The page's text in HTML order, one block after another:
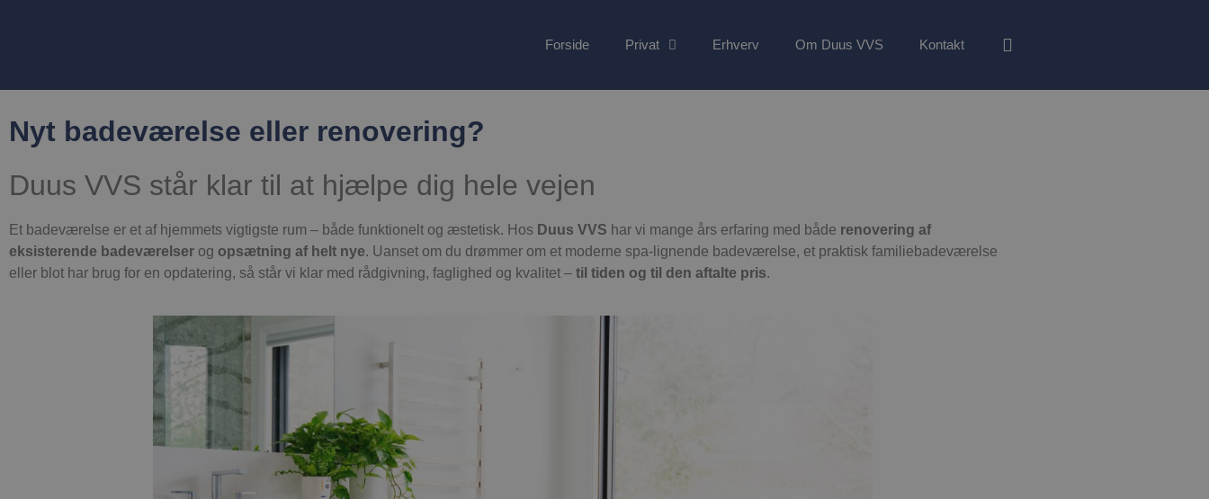
Forside Privat Erhverv Om Duus VVS Kontakt
Nyt badeværelse eller renovering?
Duus VVS står klar til at hjælpe dig hele vejen
Et badeværelse er et af hjemmets vigtigste rum – både funktionelt og æstetisk. Hos Duus VVS har vi mange års erfaring med både renovering af
eksisterende badeværelser og opsætning af helt nye. Uanset om du drømmer om et moderne spa-lignende badeværelse, et praktisk familiebadeværelse
eller blot har brug for en opdatering, så står vi klar med rådgivning, faglighed og kvalitet – til tiden og til den aftalte pris.